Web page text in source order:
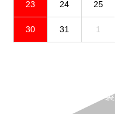
23 24 25
30 31 1
プ